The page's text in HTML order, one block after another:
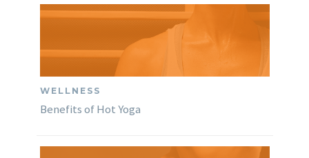
WELLNESS
Benefits of Hot Yoga